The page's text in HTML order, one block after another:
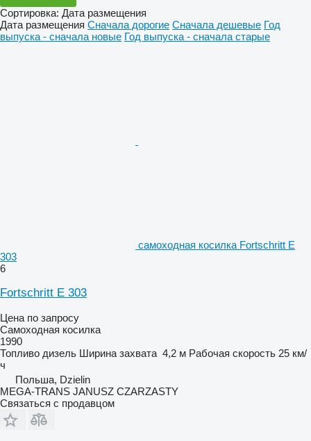
Сортировка: Дата размещения
Дата размещения Сначала дорогие Сначала дешевые Год
выпуска - сначала новые Год выпуска - сначала старые
самоходная косилка Fortschritt E
303
6
Fortschritt E 303
Цена по запросу
Самоходная косилка
1990
Топливо дизель Ширина захвата 4,2 м Рабочая скорость 25 км/
ч
Польша, Dzielin
MEGA-TRANS JANUSZ CZARZASTY
Связаться с продавцом